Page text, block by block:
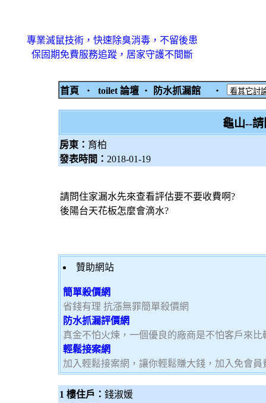
專業滅鼠技術，快速除臭消毒，不留後患
保固期免費服務追蹤，居家守護不間斷
首頁 ‧ toilet 論壇 ‧ 防水抓漏館 ‧
龜山--
房東： 育柏
發表時間： 2018-01-19
請問住家漏水先來查看評估要不要收費啊?
後陽台天花板怎麼會滴水?
贊助網站
簡單殺價網
省錢有理 抗漲無罪簡單殺價網
防水抓漏評價網
真金不怕火煉，一個優良的廠商是不怕客戶來
輕鬆接案網
加入輕鬆接案網，讓你輕鬆賺大錢，加入免會
1 樓住戶： 錢淑媛